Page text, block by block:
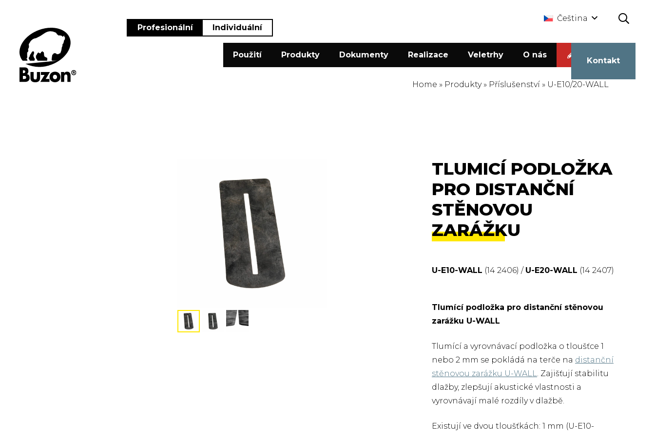
Profesionální Individuální
Čeština
Použití Produkty Dokumenty Realizace Veletrhy O nás
Kontakt
Home » Produkty» Příslušenství » U-E10/20-WALL
TLUMICÍ PODLOŽKA
PRO DISTANČNÍ
STĚNOVOU
ZARÁŽKU
U-E10-WALL (14 2406) / U-E20-WALL (14 2407)
Tlumící podložka pro distanční stěnovou
zarážku U-WALL
Tlumící a vyrovnávací podložka o tloušťce 1
nebo 2 mm se pokládá na terče na distanční
stěnovou zarážku U-WALL. Zajišťují stabilitu
dlažby, zlepšují akustické vlastnosti a
vyrovnávají malé rozdíly v dlažbě.
Existují ve dvou tloušťkách: 1 mm (U-E10-